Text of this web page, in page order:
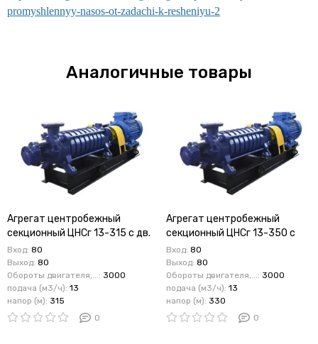
promyshlennyy-nasos-ot-zadachi-k-resheniyu-2
Аналогичные товары
Агрегат центробежный
секционный ЦНСг 13-315 с дв.
30 кВт
Вход: 80
Выход: 80
Обороты двигателя,...: 3000
подача (м3/ч): 13
напор (м): 315
0
Агрегат центробежный
секционный ЦНСг 13-350 с
дв. 30 кВт
Вход: 80
Выход: 80
Обороты двигателя,...: 3000
подача (м3/ч): 13
напор (м): 330
0